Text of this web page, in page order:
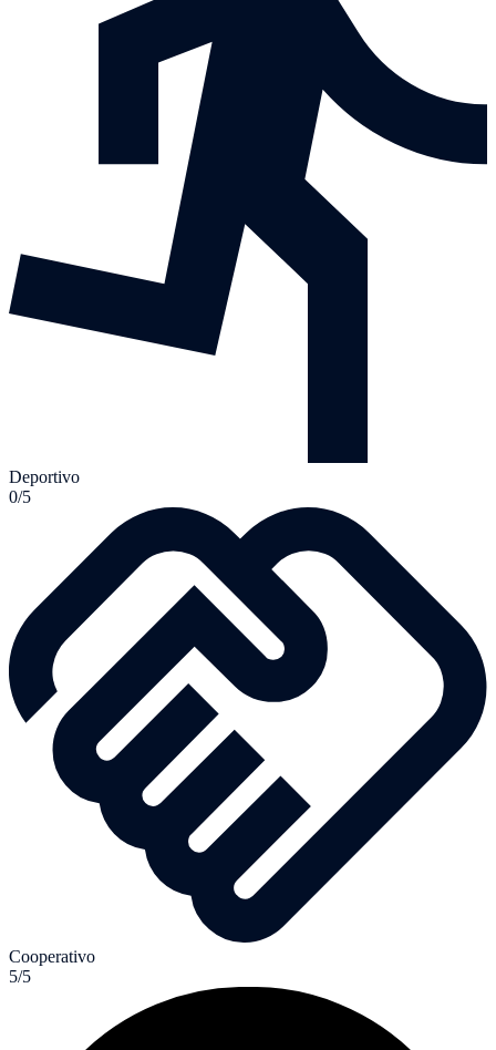
Deportivo
0/5
Cooperativo
5/5